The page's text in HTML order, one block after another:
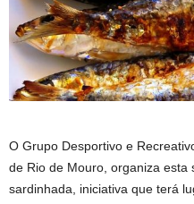
O Grupo Desportivo e
de Rio de Mouro, organiza esta
sardinhada, iniciativa que terá